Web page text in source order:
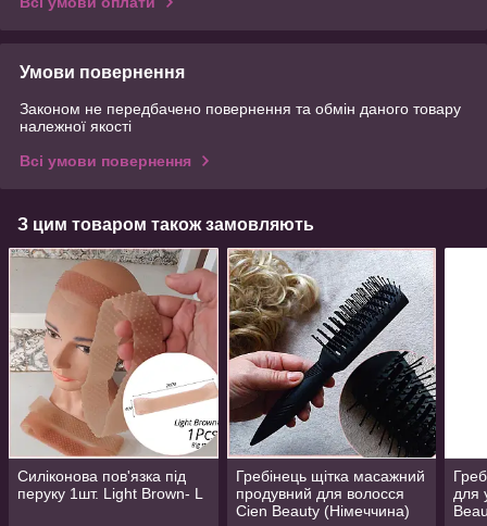
Умови повернення
Законом не передбачено повернення та обмін даного товару
належної якості
Всі умови повернення
З цим товаром також замовляють
Силіконова пов'язка під
перуку 1шт. Light Brown- L
Гребінець щітка масажний
продувний для волосся
Cien Beauty (Німеччина)
для